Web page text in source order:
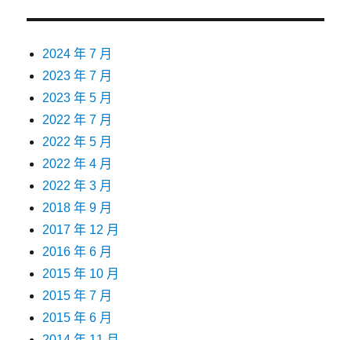
2024 年 7 月
2023 年 7 月
2023 年 5 月
2022 年 7 月
2022 年 5 月
2022 年 4 月
2022 年 3 月
2018 年 9 月
2017 年 12 月
2016 年 6 月
2015 年 10 月
2015 年 7 月
2015 年 6 月